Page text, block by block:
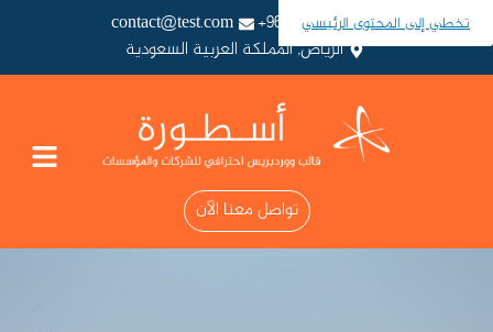
تخطي إلى المحتوى الرئيسي
966987654321+
contact@test.com
الرياض, المملكة العربية السعودية
تواصل معنا الآن